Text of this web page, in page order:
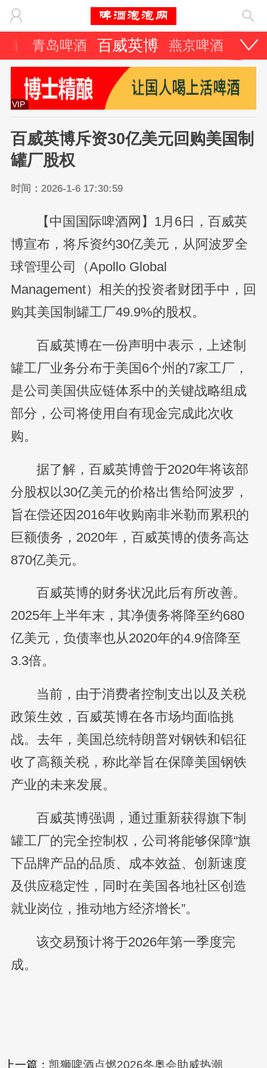
酒 青岛啤酒 百威英博 燕京啤酒 重
VIP
百威英博斥资30亿美元回购美国制
罐厂股权
时间：2026-1-6 17:30:59
【中国国际啤酒网】1月6日，百威英
博宣布，将斥资约30亿美元，从阿波罗全
球管理公司（Apollo Global
Management）相关的投资者财团手中，回
购其美国制罐工厂49.9%的股权。
百威英博在一份声明中表示，上述制
罐工厂业务分布于美国6个州的7家工厂，
是公司美国供应链体系中的关键战略组成
部分，公司将使用自有现金完成此次收
购。
据了解，百威英博曾于2020年将该部
分股权以30亿美元的价格出售给阿波罗，
旨在偿还因2016年收购南非米勒而累积的
巨额债务，2020年，百威英博的债务高达
870亿美元。
百威英博的财务状况此后有所改善。
2025年上半年末，其净债务将降至约680
亿美元，负债率也从2020年的4.9倍降至
3.3倍。
当前，由于消费者控制支出以及关税
政策生效，百威英博在各市场均面临挑
战。去年，美国总统特朗普对钢铁和铝征
收了高额关税，称此举旨在保障美国钢铁
产业的未来发展。
百威英博强调，通过重新获得旗下制
罐工厂的完全控制权，公司将能够保障“旗
下品牌产品的品质、成本效益、创新速度
及供应稳定性，同时在美国各地社区创造
就业岗位，推动地方经济增长”。
该交易预计将于2026年第一季度完
成。
上一篇： 凯狮啤酒点燃2026冬奥会助威热潮